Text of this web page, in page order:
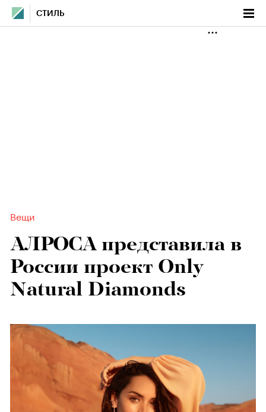
СТИЛЬ
Вещи
АЛРОСА представила в
России проект Only
Natural Diamonds